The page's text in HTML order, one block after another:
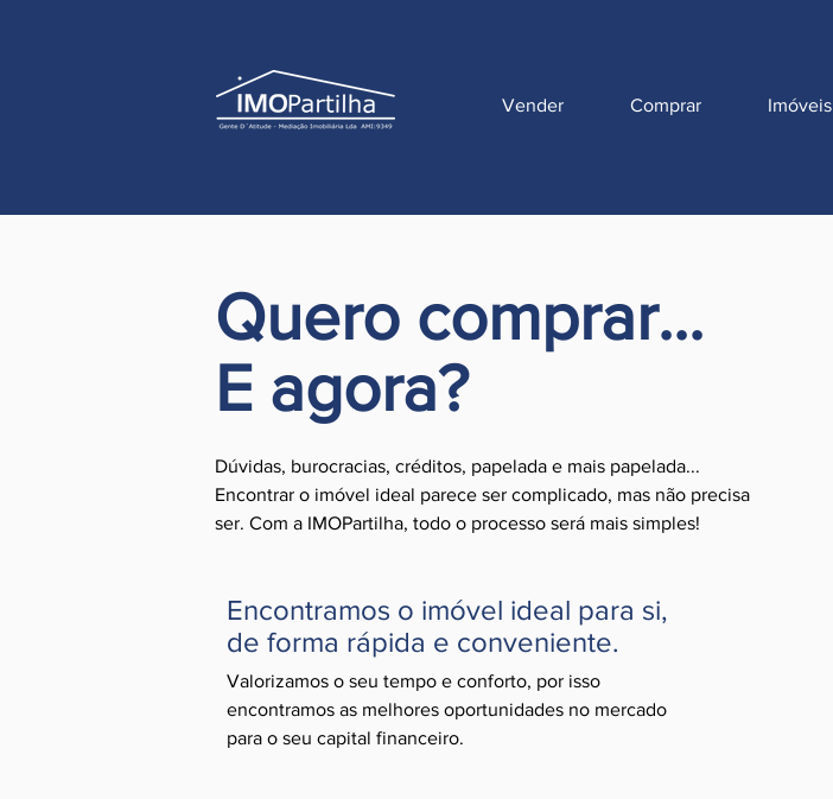
Vender Comprar Imóveis
Quero comprar...
E agora?
Dúvidas, burocracias, créditos, papelada e mais papelada...
Encontrar o imóvel ideal parece ser complicado, mas não precisa
ser. Com a IMOPartilha, todo o processo será mais simples!
Encontramos o imóvel ideal para si,
de forma rápida e conveniente.
Valorizamos o seu tempo e conforto, por isso
encontramos as melhores oportunidades no mercado
para o seu capital financeiro.